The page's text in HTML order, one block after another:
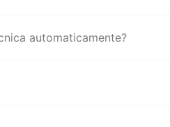
automaticamente?